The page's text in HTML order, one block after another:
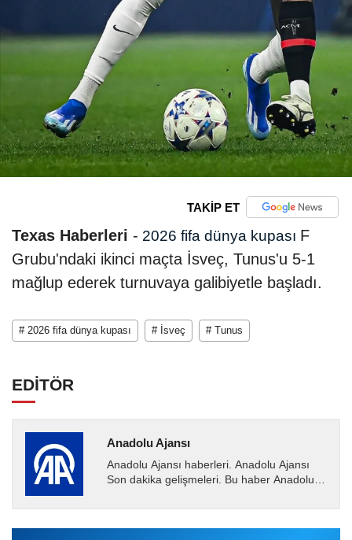
TAKİP ET
Texas Haberleri - 2026 fifa dünya kupası F
Grubu'ndaki ikinci maçta İsveç, Tunus'u 5-1
mağlup ederek turnuvaya galibiyetle başladı.
# 2026 fifa dünya kupası # İsveç # Tunus
EDİTÖR
Anadolu Ajansı
Anadolu Ajansı haberleri. Anadolu Ajansı
Son dakika gelişmeleri. Bu haber Anadolu
Ajansı tarafından...